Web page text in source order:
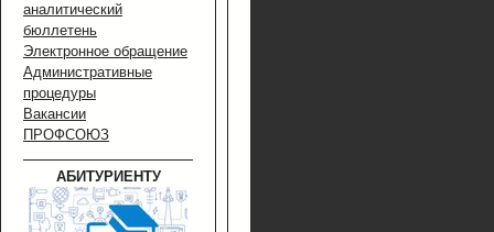
аналитический
бюллетень
Электронное обращение
Административные
процедуры
Вакансии
ПРОФСОЮЗ
АБИТУРИЕНТУ